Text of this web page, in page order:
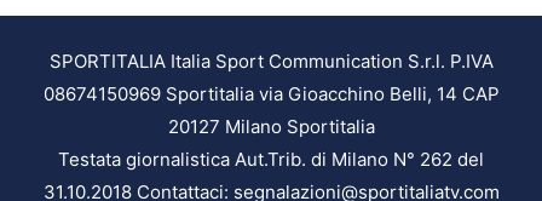
SPORTITALIA Italia Sport Communication S.r.l. P.IVA
08674150969 Sportitalia via Gioacchino Belli, 14 CAP
20127 Milano Sportitalia
Testata giornalistica Aut.Trib. di Milano N° 262 del
31.10.2018 Contattaci: segnalazioni@sportitaliatv.com